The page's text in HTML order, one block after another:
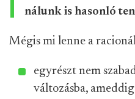
nálunk is hasonló
Mégis mi lenne a
egyrészt nem
változásba,